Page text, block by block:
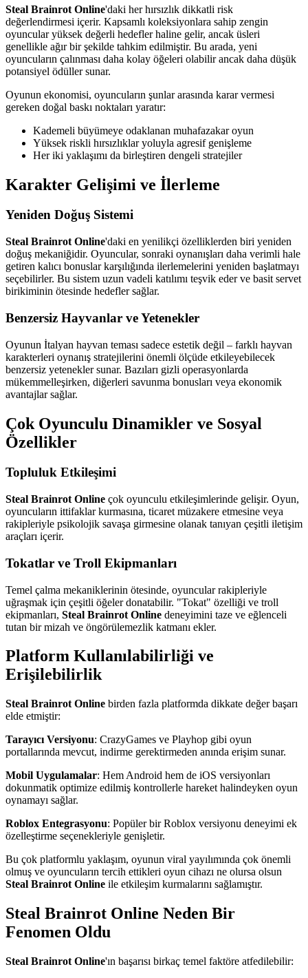
Steal Brainrot Online'daki her hırsızlık dikkatli risk
değerlendirmesi içerir. Kapsamlı koleksiyonlara sahip zengin
oyuncular yüksek değerli hedefler haline gelir, ancak üsleri
genellikle ağır bir şekilde tahkim edilmiştir. Bu arada, yeni
oyuncuların çalınması daha kolay öğeleri olabilir ancak daha düşük
potansiyel ödüller sunar.
Oyunun ekonomisi, oyuncuların şunlar arasında karar vermesi
gereken doğal baskı noktaları yaratır:
Kademeli büyümeye odaklanan muhafazakar oyun
Yüksek riskli hırsızlıklar yoluyla agresif genişleme
Her iki yaklaşımı da birleştiren dengeli stratejiler
Karakter Gelişimi ve İlerleme
Yeniden Doğuş Sistemi
Steal Brainrot Online'daki en yenilikçi özelliklerden biri yeniden
doğuş mekaniğidir. Oyuncular, sonraki oynanışları daha verimli hale
getiren kalıcı bonuslar karşılığında ilerlemelerini yeniden başlatmayı
seçebilirler. Bu sistem uzun vadeli katılımı teşvik eder ve basit servet
birikiminin ötesinde hedefler sağlar.
Benzersiz Hayvanlar ve Yetenekler
Oyunun İtalyan hayvan teması sadece estetik değil – farklı hayvan
karakterleri oynanış stratejilerini önemli ölçüde etkileyebilecek
benzersiz yetenekler sunar. Bazıları gizli operasyonlarda
mükemmelleşirken, diğerleri savunma bonusları veya ekonomik
avantajlar sağlar.
Çok Oyunculu Dinamikler ve Sosyal
Özellikler
Topluluk Etkileşimi
Steal Brainrot Online çok oyunculu etkileşimlerinde gelişir. Oyun,
oyuncuların ittifaklar kurmasına, ticaret müzakere etmesine veya
rakipleriyle psikolojik savaşa girmesine olanak tanıyan çeşitli iletişim
araçları içerir.
Tokatlar ve Troll Ekipmanları
Temel çalma mekaniklerinin ötesinde, oyuncular rakipleriyle
uğraşmak için çeşitli öğeler donatabilir. "Tokat" özelliği ve troll
ekipmanları, Steal Brainrot Online deneyimini taze ve eğlenceli
tutan bir mizah ve öngörülemezlik katmanı ekler.
Platform Kullanılabilirliği ve
Erişilebilirlik
Steal Brainrot Online birden fazla platformda dikkate değer başarı
elde etmiştir:
Tarayıcı Versiyonu: CrazyGames ve Playhop gibi oyun
portallarında mevcut, indirme gerektirmeden anında erişim sunar.
Mobil Uygulamalar: Hem Android hem de iOS versiyonları
dokunmatik optimize edilmiş kontrollerle hareket halindeyken oyun
oynamayı sağlar.
Roblox Entegrasyonu: Popüler bir Roblox versiyonu deneyimi ek
özelleştirme seçenekleriyle genişletir.
Bu çok platformlu yaklaşım, oyunun viral yayılımında çok önemli
olmuş ve oyuncuların tercih ettikleri oyun cihazı ne olursa olsun
Steal Brainrot Online ile etkileşim kurmalarını sağlamıştır.
Steal Brainrot Online Neden Bir
Fenomen Oldu
Steal Brainrot Online'ın başarısı birkaç temel faktöre atfedilebilir: